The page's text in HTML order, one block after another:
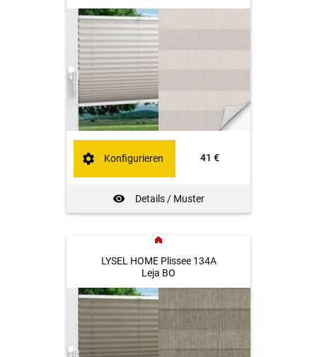
41 €
Details / Muster
Konfigurieren
LYSEL HOME Plissee 134A
Leja BO